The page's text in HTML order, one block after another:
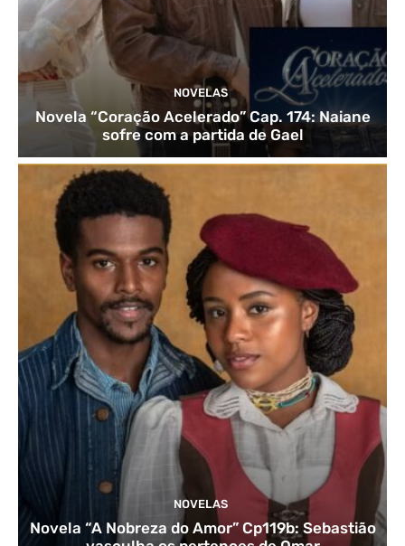
NOVELAS
Novela “Coração Acelerado” Cap. 174: Naiane
sofre com a partida de Gael
NOVELAS
Novela “A Nobreza do Amor” Cp119b: Sebastião